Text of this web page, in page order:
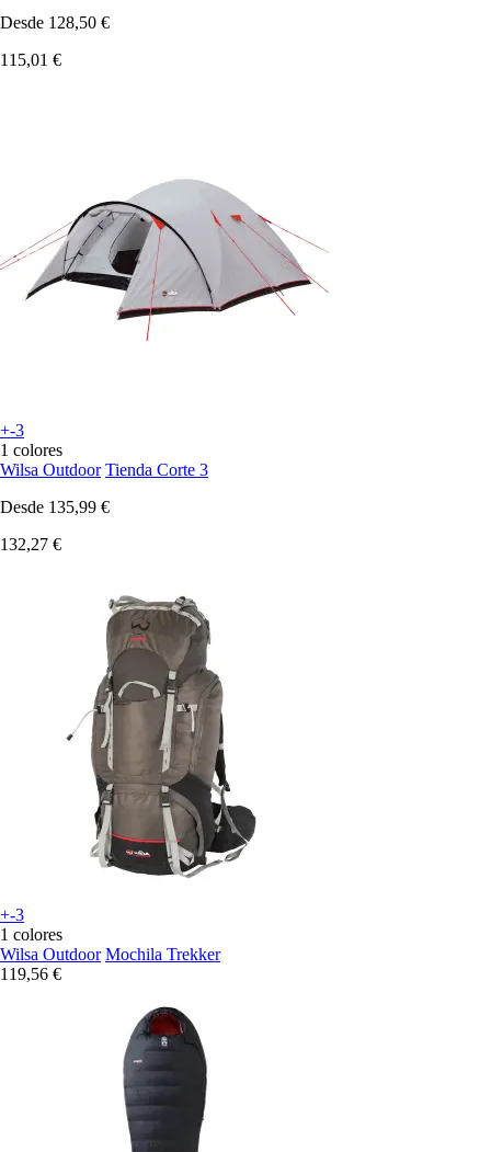
Desde 128,50 €
115,01 €
+-3
1 colores
Wilsa Outdoor Tienda Corte 3
Desde 135,99 €
132,27 €
+-3
1 colores
Wilsa Outdoor Mochila Trekker
119,56 €